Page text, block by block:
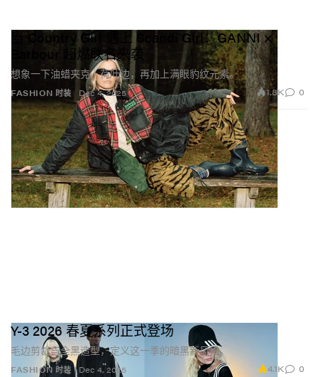
FASHION 时装
当 Country Girl 遇上 Scandi Girl：GANNI ×
Barbour 超燃联名来袭
想象一下油蜡夹克、荷叶边，再加上满眼豹纹元素。
Dec 4, 2025 1.8K 0
FASHION 时装
Y-3 2026 春夏系列正式登场
毛边剪裁与全黑造型，定义这一季的暗黑新风格。
Dec 4, 2025 4.1K 0